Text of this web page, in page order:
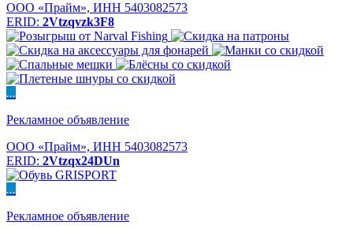
ООО «Прайм», ИНН 5403082573
ERID: 2Vtzqvzk3F8
...
Рекламное объявление
ООО «Прайм», ИНН 5403082573
ERID: 2Vtzqx24DUn
...
Рекламное объявление